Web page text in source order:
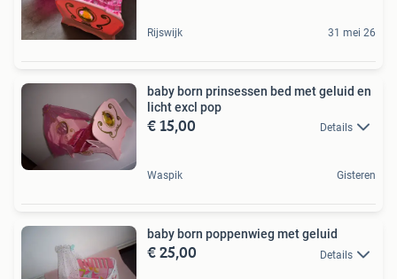
Rijswijk 31 mei 26
baby born prinsessen bed met geluid en
licht excl pop
€ 15,00 Details
Waspik Gisteren
baby born poppenwieg met geluid
€ 25,00 Details